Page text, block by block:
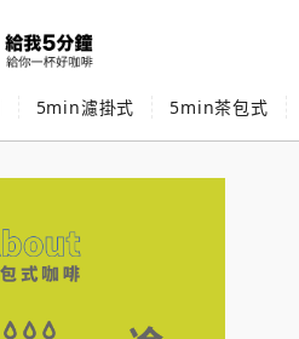
5min濾掛式 5min茶包式